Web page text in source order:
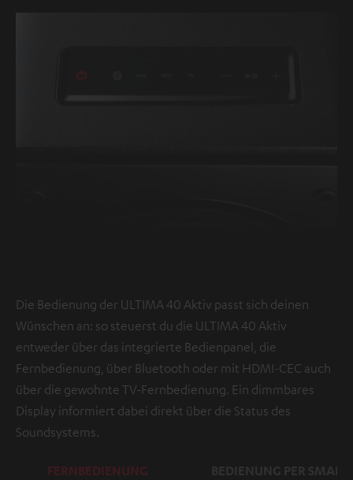
Die Bedienung der ULTIMA 40 Aktiv passt sich deinen
Wünschen an: so steuerst du die ULTIMA 40 Aktiv
entweder über das integrierte Bedienpanel, die
Fernbedienung, über Bluetooth oder mit HDMI-CEC auch
über die gewohnte TV-Fernbedienung. Ein dimmbares
Display informiert dabei direkt über die Status des
Soundsystems.
FERNBEDIENUNG